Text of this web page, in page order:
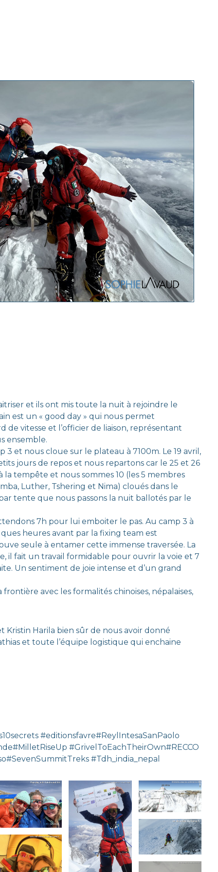
et ils ont mis toute la nuit à rejoindre le
est un « good day » qui nous permet
de vitesse et l’officier de liaison, représentant
ensemble.
et nous cloue sur le plateau à 7100m. Le 19 avril,
jours de repos et nous repartons car le 25 et 26
tempête et nous sommes 10 (les 5 membres
Luther, Tshering et Nima) cloués dans le
tente que nous passons la nuit ballotés par le
7h pour lui emboiter le pas. Au camp 3 à
heures avant par la fixing team est
seule à entamer cette immense traversée. La
il fait un travail formidable pour ouvrir la voie et 7
Un sentiment de joie intense et d’un grand
avec les formalités chinoises, népalaises,
Kristin Harila bien sûr de nous avoir donné
et toute l’équipe logistique qui enchaine
#editionsfavre#ReylIntesaSanPaolo
#GrivelToEachTheirOwn#RECCO
#Tdh_india_nepal